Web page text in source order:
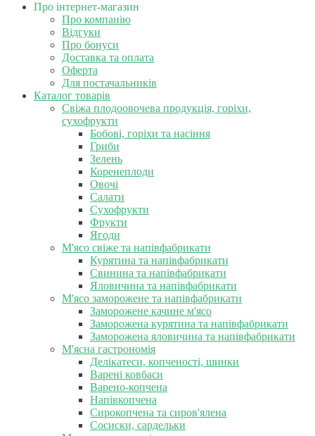
Про інтернет-магазин
Про компанію
Відгуки
Про бонуси
Доставка та оплата
Оферта
Для постачальників
Каталог товарів
Свіжа плодоовочева продукція, горіхи,
сухофрукти
Бобові, горіхи та насіння
Гриби
Зелень
Коренеплоди
Овочі
Салати
Сухофрукти
Фрукти
Ягоди
М'ясо свіже та напівфабрикати
Курятина та напівфабрикати
Свинина та напівфабрикати
Яловичина та напівфабрикати
М'ясо заморожене та напівфабрикати
Заморожене качине м'ясо
Заморожена курятина та напівфабрикати
Заморожена яловичина та напівфабрикати
М'ясна гастрономія
Делікатеси, копченості, шинки
Варені ковбаси
Варено-копчена
Напівкопчена
Сирокопчена та сиров'ялена
Сосиски, сардельки